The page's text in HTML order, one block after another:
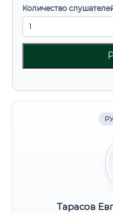
Количество
Тарасов